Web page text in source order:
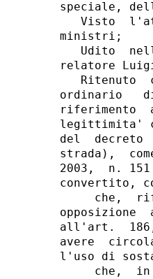
speciale,
Visto
ministri;
Udito
relatore
Ritenuto
ordinario
riferimento
legittimita'
del  decreto
strada),
2003,  n.
convertito,
che,
opposizione
all'art.  186,
avere
l'uso di
che,